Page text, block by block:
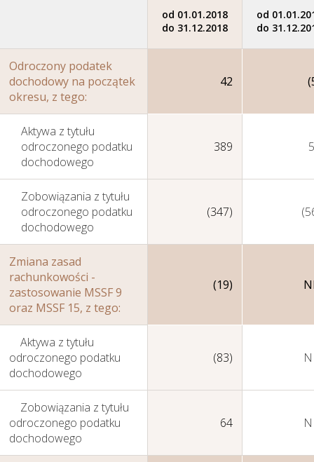
Perspektywy
od 01.01.2018
do 31.12.2018
od
do
Odroczony podatek
dochodowy na początek
okresu, z tego:
42
Aktywa z tytułu
odroczonego podatku
dochodowego
389
Zobowiązania z tytułu
odroczonego podatku
dochodowego
(347)
Zmiana zasad
rachunkowości -
zastosowanie MSSF 9
oraz MSSF 15, z tego:
(19)
Aktywa z tytułu
odroczonego podatku
dochodowego
(83)
Zobowiązania z tytułu
odroczonego podatku
dochodowego
64